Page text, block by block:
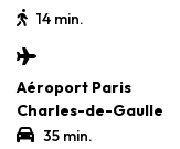
14 min.
Aéroport Paris
Charles-de-Gaulle
35 min.